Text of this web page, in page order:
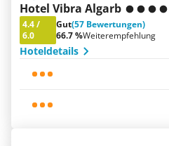
Hotel Vibra Algarb
4.4/
6.0
Gut(57 Bewertungen)
66.7 %Weiterempfehlung
Hoteldetails